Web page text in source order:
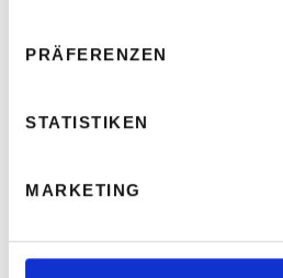
PRÄFERENZEN
STATISTIKEN
MARKETING